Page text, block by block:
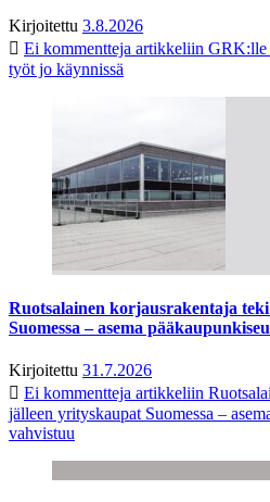
Kirjoitettu 3.8.2026
Ei kommentteja artikkeliin GRK:lle
työt jo käynnissä
Ruotsalainen korjausrakentaja
Suomessa – asema
Kirjoitettu 31.7.2026
Ei kommentteja artikkeliin
jälleen yrityskaupat Suomessa –
vahvistuu